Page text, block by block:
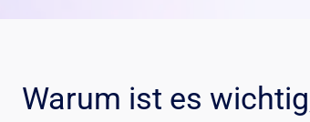
Warum ist es